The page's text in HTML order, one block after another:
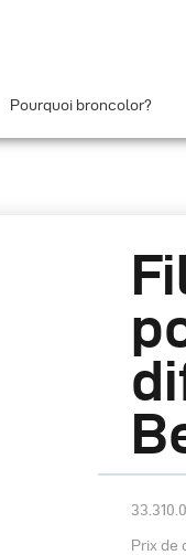
Pourquoi broncolor?
Prix de